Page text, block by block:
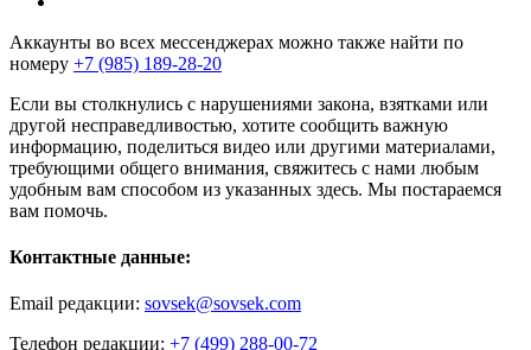
Аккаунты во всех мессенджерах можно также найти по
номеру +7 (985) 189-28-20
Если вы столкнулись с нарушениями закона, взятками или
другой несправедливостью, хотите сообщить важную
информацию, поделиться видео или другими материалами,
требующими общего внимания, свяжитесь с нами любым
удобным вам способом из указанных здесь. Мы постараемся
вам помочь.
Контактные данные:
Email редакции: sovsek@sovsek.com
Телефон редакции: +7 (499) 288-00-72